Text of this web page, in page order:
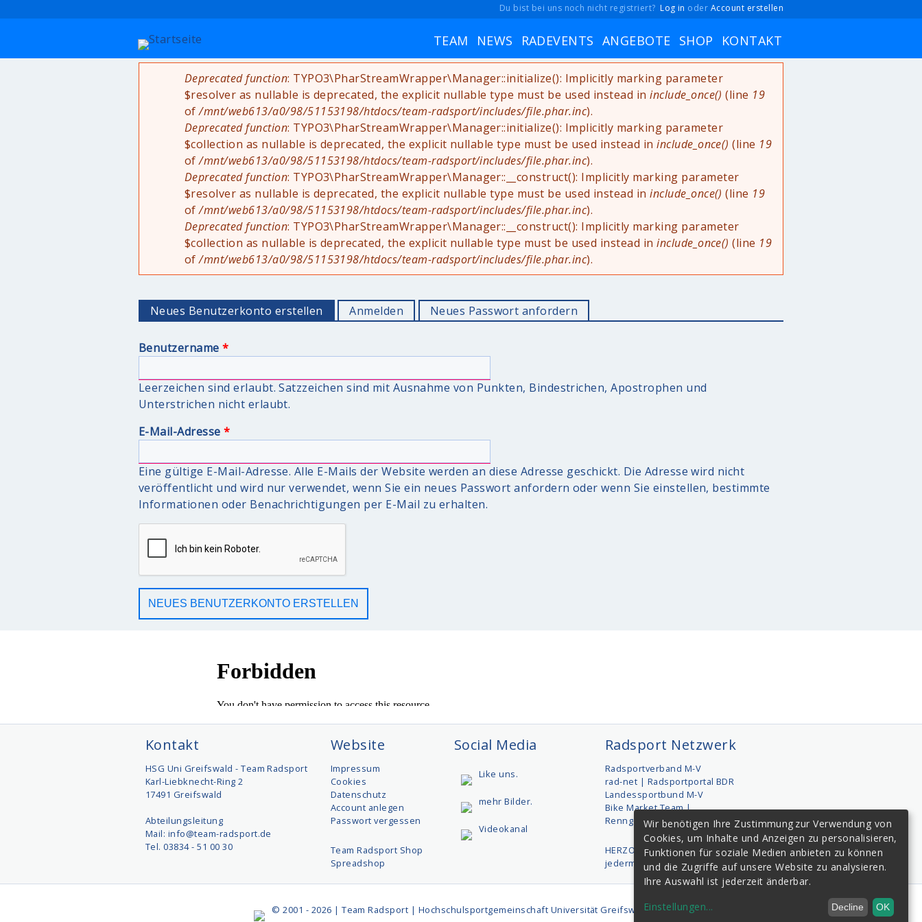
Du bist bei uns noch nicht registriert? Log in oder Account erstellen
TEAM NEWS RADEVENTS ANGEBOTE SHOP KONTAKT
Fehlermeldung
Deprecated function: TYPO3\PharStreamWrapper\Manager::initialize(): Implicitly marking parameter
$resolver as nullable is deprecated, the explicit nullable type must be used instead ininclude_once() (line 19
of/mnt/web613/a0/98/51153198/htdocs/team-radsport/includes/file.phar.inc).
Deprecated function: TYPO3\PharStreamWrapper\Manager::initialize(): Implicitly marking parameter
$collection as nullable is deprecated, the explicit nullable type must be used instead ininclude_once() (line 19
of/mnt/web613/a0/98/51153198/htdocs/team-radsport/includes/file.phar.inc).
Deprecated function: TYPO3\PharStreamWrapper\Manager::__construct(): Implicitly marking parameter
$resolver as nullable is deprecated, the explicit nullable type must be used instead ininclude_once() (line 19
of/mnt/web613/a0/98/51153198/htdocs/team-radsport/includes/file.phar.inc).
Deprecated function: TYPO3\PharStreamWrapper\Manager::__construct(): Implicitly marking parameter
$collection as nullable is deprecated, the explicit nullable type must be used instead ininclude_once() (line 19
of/mnt/web613/a0/98/51153198/htdocs/team-radsport/includes/file.phar.inc).
Haupt-Reiter
Neues Benutzerkonto erstellen (aktiver Reiter)
Anmelden Neues Passwort anfordern
Benutzername*
Leerzeichen sind erlaubt. Satzzeichen sind mit Ausnahme von Punkten, Bindestrichen, Apostrophen und
Unterstrichen nicht erlaubt.
E-Mail-Adresse*
Eine gültige E-Mail-Adresse. Alle E-Mails der Website werden an diese Adresse geschickt. Die Adresse wird nicht
veröffentlicht und wird nur verwendet, wenn Sie ein neues Passwort anfordern oder wenn Sie einstellen, bestimmte
Informationen oder Benachrichtigungen per E-Mail zu erhalten.
Kontakt
HSG Uni Greifswald - Team Radsport
Karl-Liebknecht-Ring 2
17491 Greifswald
Abteilungsleitung
Mail: info@team-radsport.de
Tel. 03834 - 51 00 30
Website
Impressum
Cookies
Datenschutz
Account anlegen
Passwort vergessen
Team Radsport Shop
Spreadshop
Social Media
Like uns.
mehr Bilder.
Videokanal
Radsport Netzwerk
Radsportverband M-V
rad-net | Radsportportal BDR
Landessportbund M-V
Bike Market Team |
Renngemeinschaft
HERZOG-SPORT | Sportservice
jedermanntermine.de
© 2001 - 2026 | Team Radsport | Hochschulsportgemeinschaft Universität Greifswald e.V.
Wir benötigen Ihre Zustimmung zur Verwendung von
Cookies, um Inhalte und Anzeigen zu personalisieren,
Funktionen für soziale Medien anbieten zu können
und die Zugriffe auf unsere Website zu analysieren.
Ihre Auswahl ist jederzeit änderbar.
Einstellungen... Decline OK